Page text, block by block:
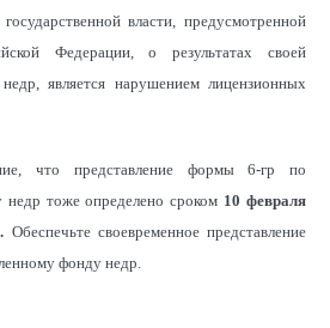
власти, предусмотренной
Федерации, о результатах своей
является нарушением лицензионных
что представление формы 6-гр по
недр тоже определено сроком 10 февраля
Обеспечьте своевременное представление
фонду недр.